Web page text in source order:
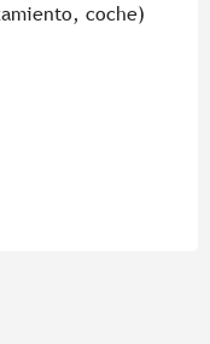
coche)